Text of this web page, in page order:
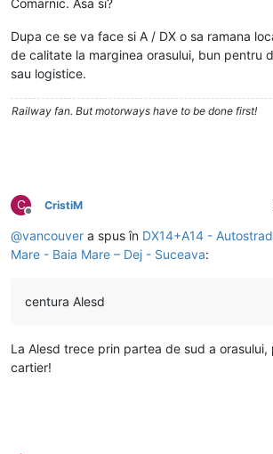
Dupa ce se va face si A / DX o sa ramana
de calitate la marginea orasului, bun pentru
sau logistice.
Railway fan. But motorways have to be done first!
C
Deconectat
CristiM
@vancouver a spus în DX14+A14 -
Mare - Baia Mare – Dej - Suceava:
centura Alesd
La Alesd trece prin partea de sud a orasului,
cartier!